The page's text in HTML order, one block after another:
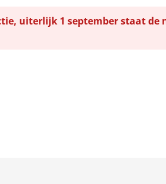
uiterlijk 1 september staat de